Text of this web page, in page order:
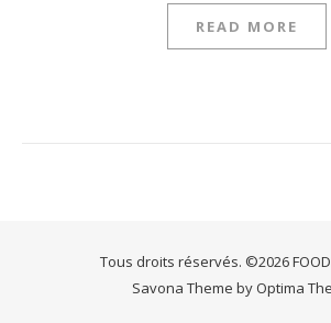
READ MORE
Tous droits réservés. ©2026
Savona Theme by Optima